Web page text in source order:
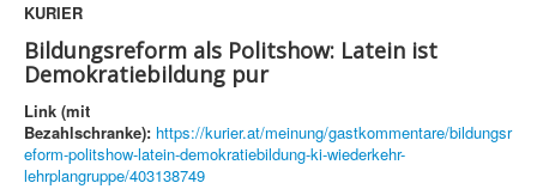
KURIER
Bildungsreform als Politshow: Latein ist
Demokratiebildung pur
Link (mit
Bezahlschranke): https://kurier.at/meinung/gastkommentare/bildungsr
eform-politshow-latein-demokratiebildung-ki-wiederkehr-
lehrplangruppe/403138749